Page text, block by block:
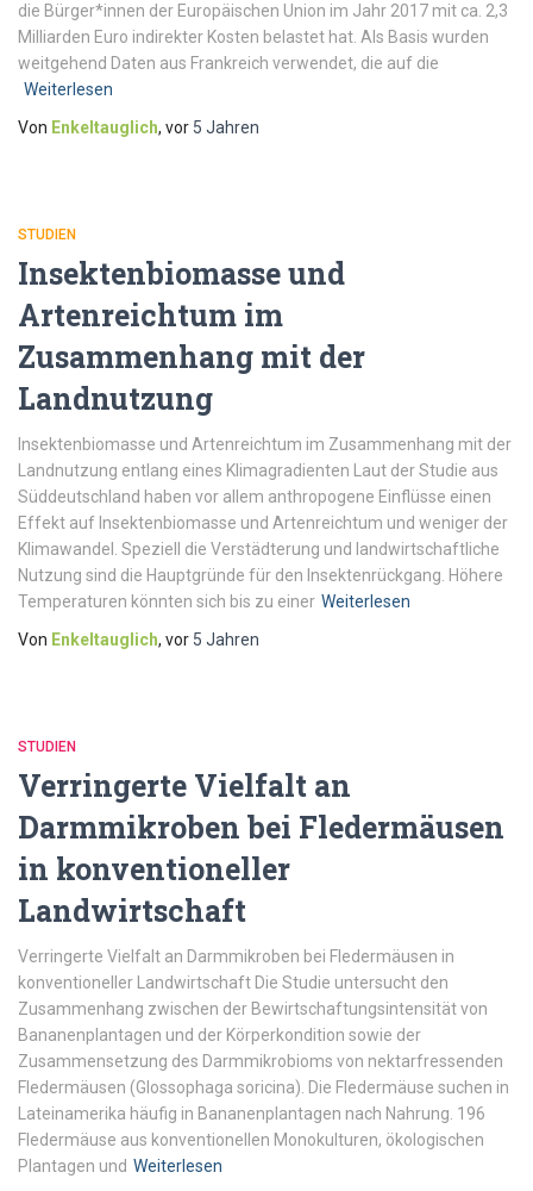
die Bürger*innen der Europäischen Union im Jahr 2017 mit ca. 2,3
Milliarden Euro indirekter Kosten belastet hat. Als Basis wurden
weitgehend Daten aus Frankreich verwendet, die auf die
Weiterlesen
Von Enkeltauglich, vor 5 Jahren
STUDIEN
Insektenbiomasse und
Artenreichtum im
Zusammenhang mit der
Landnutzung
Insektenbiomasse und Artenreichtum im Zusammenhang mit der
Landnutzung entlang eines Klimagradienten Laut der Studie aus
Süddeutschland haben vor allem anthropogene Einflüsse einen
Effekt auf Insektenbiomasse und Artenreichtum und weniger der
Klimawandel. Speziell die Verstädterung und landwirtschaftliche
Nutzung sind die Hauptgründe für den Insektenrückgang. Höhere
Temperaturen könnten sich bis zu einer Weiterlesen
Von Enkeltauglich, vor 5 Jahren
STUDIEN
Verringerte Vielfalt an
Darmmikroben bei Fledermäusen
in konventioneller
Landwirtschaft
Verringerte Vielfalt an Darmmikroben bei Fledermäusen in
konventioneller Landwirtschaft Die Studie untersucht den
Zusammenhang zwischen der Bewirtschaftungsintensität von
Bananenplantagen und der Körperkondition sowie der
Zusammensetzung des Darmmikrobioms von nektarfressenden
Fledermäusen (Glossophaga soricina). Die Fledermäuse suchen in
Lateinamerika häufig in Bananenplantagen nach Nahrung. 196
Fledermäuse aus konventionellen Monokulturen, ökologischen
Plantagen und Weiterlesen